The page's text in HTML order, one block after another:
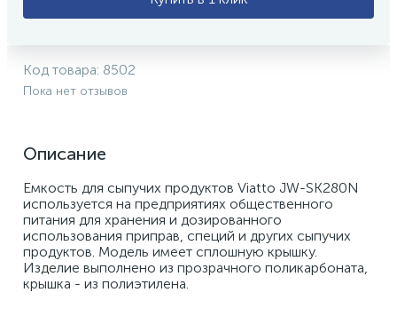
Код товара: 8502
Пока нет отзывов
Описание
Емкость для сыпучих продуктов Viatto JW-SK280N
используется на предприятиях общественного
питания для хранения и дозированного
использования приправ, специй и других сыпучих
продуктов. Модель имеет сплошную крышку.
Изделие выполнено из прозрачного поликарбоната,
крышка - из полиэтилена.